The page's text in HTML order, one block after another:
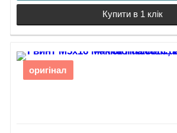
Купити в 1 клік
оригінал